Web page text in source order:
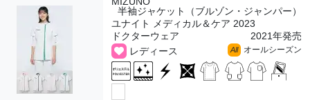
半袖ジャケット（ブルゾン・ジャンパー）
ユナイト メディカル＆ケア 2023
ドクターウェア
2021年発売
レディース
All オールシーズン